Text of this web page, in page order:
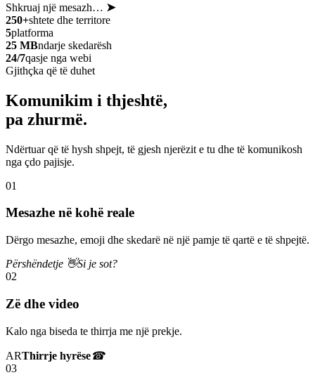
Shkruaj një mesazh… ➤
250+shtete dhe territore
5platforma
25 MBndarje skedarësh
24/7qasje nga webi
Gjithçka që të duhet
Komunikim i thjeshtë,
pa zhurmë.
Ndërtuar që të hysh shpejt, të gjesh njerëzit e tu dhe të komunikosh
nga çdo pajisje.
01
Mesazhe në kohë reale
Dërgo mesazhe, emoji dhe skedarë në një pamje të qartë e të shpejtë.
Përshëndetje 👋Si je sot?
02
Zë dhe video
Kalo nga biseda te thirrja me një prekje.
ARThirrje hyrëse☎
03